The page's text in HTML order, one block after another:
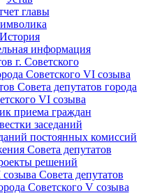
главы
История
информация
г. Советского
Советского VI созыва
Совета депутатов города
VI созыва
приема граждан
заседаний
постоянных комиссий
Совета депутатов
решений
Совета депутатов
Советского V созыва